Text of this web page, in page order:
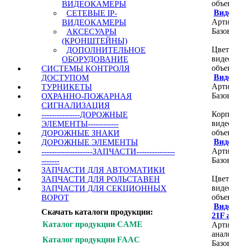
ВИДЕОКАМЕРЫ
СЕТЕВЫЕ IP-
ВИДЕОКАМЕРЫ
АКСЕСУАРЫ
(КРОНШТЕЙНЫ)
ДОПОЛНИТЕЛЬНОЕ
ОБОРУДОВАНИЕ
СИСТЕМЫ КОНТРОЛЯ
ДОСТУПОМ
ТУРНИКЕТЫ
ОХРАННО-ПОЖАРНАЯ
СИГНАЛИЗАЦИЯ
---------------ДОРОЖНЫЕ
ЭЛЕМЕНТЫ------------
ДОРОЖНЫЕ ЗНАКИ
ДОРОЖНЫЕ ЭЛЕМЕНТЫ
--------------------ЗАПЧАСТИ---------------
-------
ЗАПЧАСТИ ДЛЯ АВТОМАТИКИ
ЗАПЧАСТИ ДЛЯ РОЛЬСТАВЕН
ЗАПЧАСТИ ДЛЯ СЕКЦИОННЫХ
ВОРОТ
Скачать каталоги продукции:
Каталог продукции CAME
Каталог продукции FAAC
21F